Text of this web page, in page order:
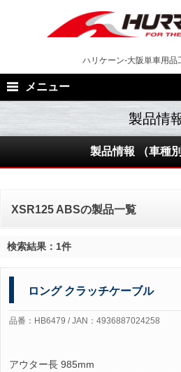
ハリケーン-大阪単車用品
メニュー
製品情報 （車種
XSR125 ABSの製品一覧
検索結果：1件
ロング クラッチケーブル
品番：HB6479 / JAN：4936887024258
アウター長 985mm